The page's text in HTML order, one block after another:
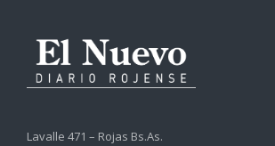
Lavalle 471 – Rojas Bs.As.